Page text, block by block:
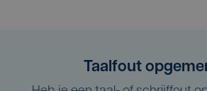
Taalfout